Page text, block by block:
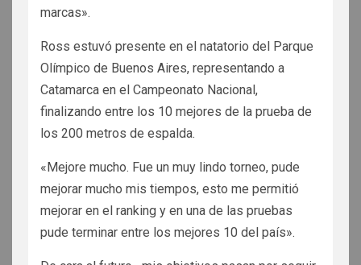
marcas».
Ross estuvó presente en el natatorio del Parque
Olímpico de Buenos Aires, representando a
Catamarca en el Campeonato Nacional,
finalizando entre los 10 mejores de la prueba de
los 200 metros de espalda.
«Mejore mucho. Fue un muy lindo torneo, pude
mejorar mucho mis tiempos, esto me permitió
mejorar en el ranking y en una de las pruebas
pude terminar entre los mejores 10 del país».